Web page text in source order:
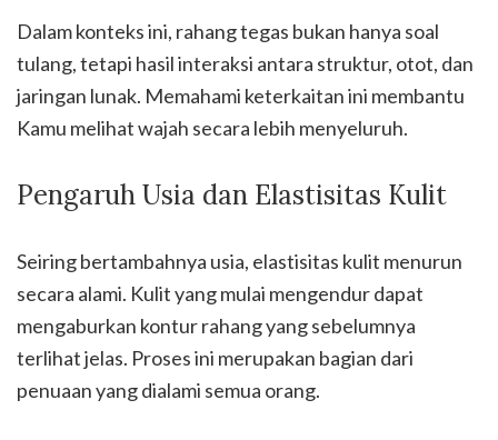
Dalam konteks ini, rahang tegas bukan hanya soal
tulang, tetapi hasil interaksi antara struktur, otot, dan
jaringan lunak. Memahami keterkaitan ini membantu
Kamu melihat wajah secara lebih menyeluruh.
Pengaruh Usia dan Elastisitas Kulit
Seiring bertambahnya usia, elastisitas kulit menurun
secara alami. Kulit yang mulai mengendur dapat
mengaburkan kontur rahang yang sebelumnya
terlihat jelas. Proses ini merupakan bagian dari
penuaan yang dialami semua orang.